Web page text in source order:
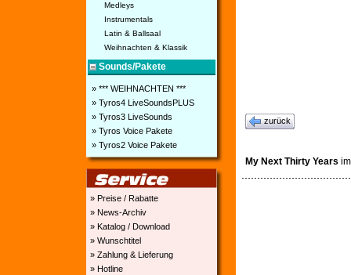
Medleys
Instrumentals
Latin & Ballsaal
Weihnachten & Klassik
Sounds/Pakete
» *** WEIHNACHTEN ***
» Tyros4 LiveSoundsPLUS
» Tyros3 LiveSounds
» Tyros Voice Pakete
» Tyros2 Voice Pakete
» Preise / Rabatte
» News-Archiv
» Katalog / Download
» Wunschtitel
» Zahlung & Lieferung
» Hotline
zurück
My Next Thirty Years